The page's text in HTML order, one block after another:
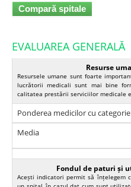
Compară spitale
EVALUAREA GENERALĂ
Resurse
Resursele umane sunt foarte
lucrătorii medicali sunt mai bine
calitatea prestării serviciilor medicale
Ponderea medicilor cu
Media
Fondul de paturi și
Acești indicatori permit să înțelegem